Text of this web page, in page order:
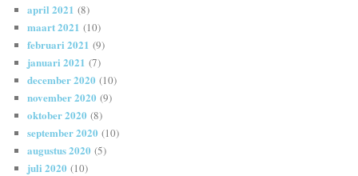
april 2021 (8)
maart 2021 (10)
februari 2021 (9)
januari 2021 (7)
december 2020 (10)
november 2020 (9)
oktober 2020 (8)
september 2020 (10)
augustus 2020 (5)
juli 2020 (10)